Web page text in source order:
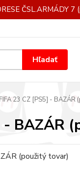
ČSL.ARMÁDY
Hľadať
FIFA 23 CZ [PS5] - BAZÁR
- BAZÁR